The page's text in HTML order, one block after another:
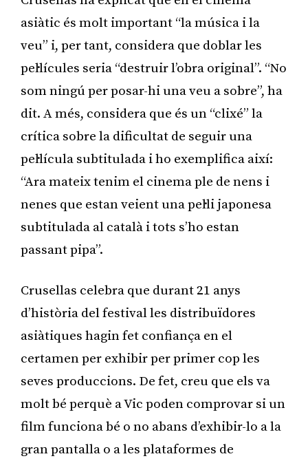
asiàtic és molt important “la música i la
veu” i, per tant, considera que doblar les
pel·lícules seria “destruir l’obra original”. “No
som ningú per posar-hi una veu a sobre”, ha
dit. A més, considera que és un “clixé” la
crítica sobre la dificultat de seguir una
pel·lícula subtitulada i ho exemplifica així:
“Ara mateix tenim el cinema ple de nens i
nenes que estan veient una pel·li japonesa
subtitulada al català i tots s’ho estan
passant pipa”.
Crusellas celebra que durant 21 anys
d’història del festival les distribuïdores
asiàtiques hagin fet confiança en el
certamen per exhibir per primer cop les
seves produccions. De fet, creu que els va
molt bé perquè a Vic poden comprovar si un
film funciona bé o no abans d’exhibir-lo a la
gran pantalla o a les plataformes de